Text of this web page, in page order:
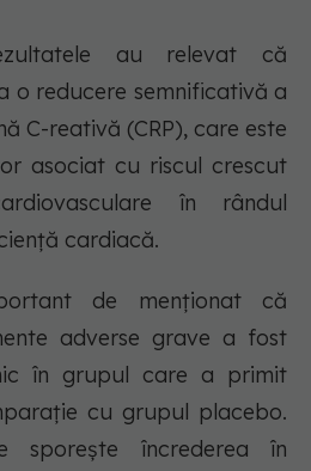
au relevat că
o reducere semnificativă a
C-reativă (CRP), care este
asociat cu riscul crescut
în rândul
cardiacă.
de menționat că
adverse grave a fost
în grupul care a primit
cu grupul placebo.
sporește încrederea în